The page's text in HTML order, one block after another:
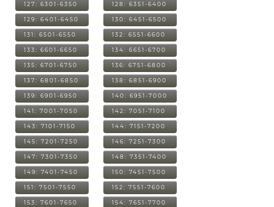
127: 6301-6350 128: 6351-6400
129: 6401-6450 130: 6451-6500
131: 6501-6550 132: 6551-6600
133: 6601-6650 134: 6651-6700
135: 6701-6750 136: 6751-6800
137: 6801-6850 138: 6851-6900
139: 6901-6950 140: 6951-7000
141: 7001-7050 142: 7051-7100
143: 7101-7150 144: 7151-7200
145: 7201-7250 146: 7251-7300
147: 7301-7350 148: 7351-7400
149: 7401-7450 150: 7451-7500
151: 7501-7550 152: 7551-7600
153: 7601-7650 154: 7651-7700